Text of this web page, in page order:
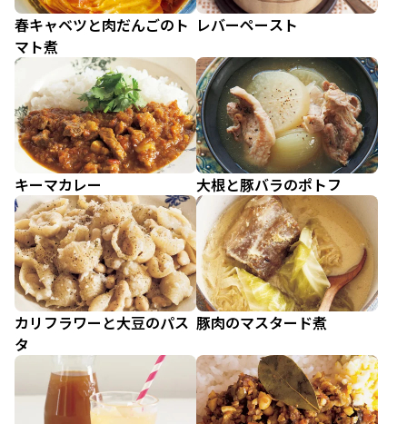
春キャベツと肉だんごのト
マト煮
レバーペースト
キーマカレー 大根と豚バラのポトフ
カリフラワーと大豆のパス
タ
豚肉のマスタード煮